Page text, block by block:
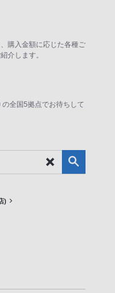
購入金額に応じた各種ご
介します。
全国5拠点でお待ちして
)